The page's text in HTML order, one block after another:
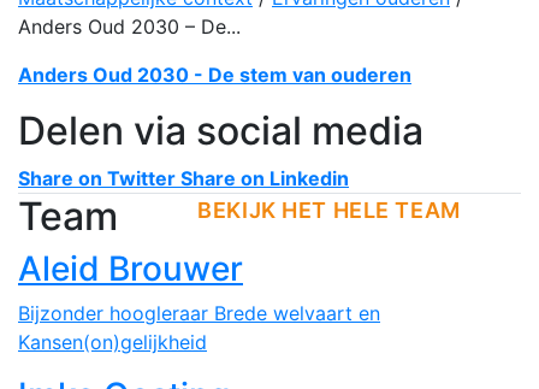
Anders Oud 2030 – De...
Anders Oud 2030 - De stem van ouderen
Delen via social media
Share on Twitter Share on Linkedin
Team BEKIJK HET HELE TEAM
Aleid Brouwer
Bijzonder hoogleraar Brede welvaart en
Kansen(on)gelijkheid